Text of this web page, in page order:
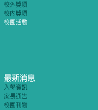
校外獎項
校內獎項
校園活動
最新消息
入學資訊
家長通告
校園刊物